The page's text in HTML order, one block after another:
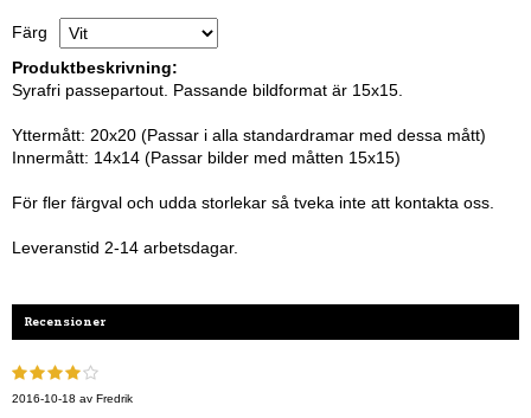
Färg
Produktbeskrivning:
Syrafri passepartout. Passande bildformat är 15x15.
Yttermått: 20x20 (Passar i alla standardramar med dessa mått)
Innermått: 14x14 (Passar bilder med måtten 15x15)
För fler färgval och udda storlekar så tveka inte att kontakta oss.
Leveranstid 2-14 arbetsdagar.
Recensioner
2016-10-18 av Fredrik